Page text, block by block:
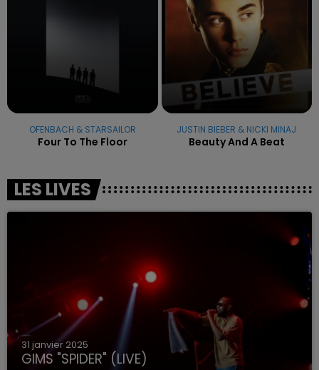
OFENBACH & STARSAILOR
Four To The Floor
JUSTIN BIEBER & NICKI MINAJ
Beauty And A Beat
LES LIVES
31 janvier 2025
GIMS "SPIDER" (LIVE)